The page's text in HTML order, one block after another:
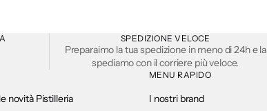
SPEDIZIONE VELOCE
Preparaimo la tua spedizione in meno di 24h e la
spediamo con il corriere più veloce.
novità Pistilleria
MENU RAPIDO
I nostri brand